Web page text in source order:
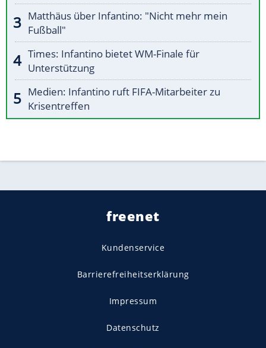
Matthäus über Infantino: "Nicht mehr mein
Fußball"
Times: Infantino bietet WM-Finale für
Unterstützung
Medien: Infantino ruft FIFA-Mitarbeiter zu
Krisentreffen
freenet
Kundenservice
Barrierefreiheitserklärung
Impressum
Datenschutz